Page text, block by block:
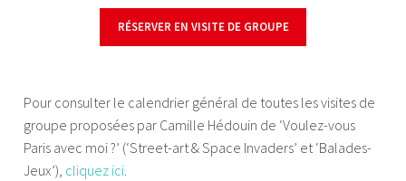
RÉSERVER EN VISITE DE GROUPE
Pour consulter le calendrier général de toutes les visites de
groupe proposées par Camille Hédouin de ‘Voulez-vous
Paris avec moi ?’ (‘Street-art & Space Invaders’ et ‘Balades-
Jeux’), cliquez ici.